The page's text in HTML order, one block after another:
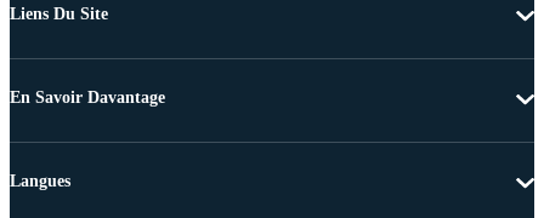
Liens Du Site
En Savoir Davantage
Langues